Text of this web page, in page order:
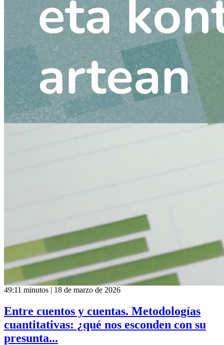
49:11 minutos | 18 de marzo de 2026
Entre cuentos y cuentas. Metodologías
cuantitativas: ¿qué nos esconden con su
presunta...